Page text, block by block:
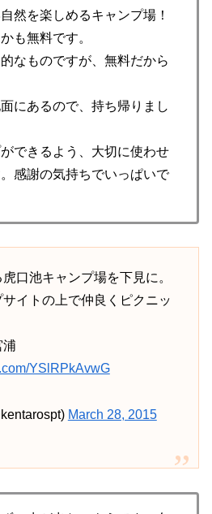
然を楽しめるキャンプ場！
も無料です。
なものですが、無料だから
にあるので、持ち帰りまし
できるよう、大切に使わせ
感謝の気持ちでいっぱいで
口池キャンプ場を下見に。
イトの上で仲良くピクニッ
浦
YSlRPkAvwG
March 28, 2015